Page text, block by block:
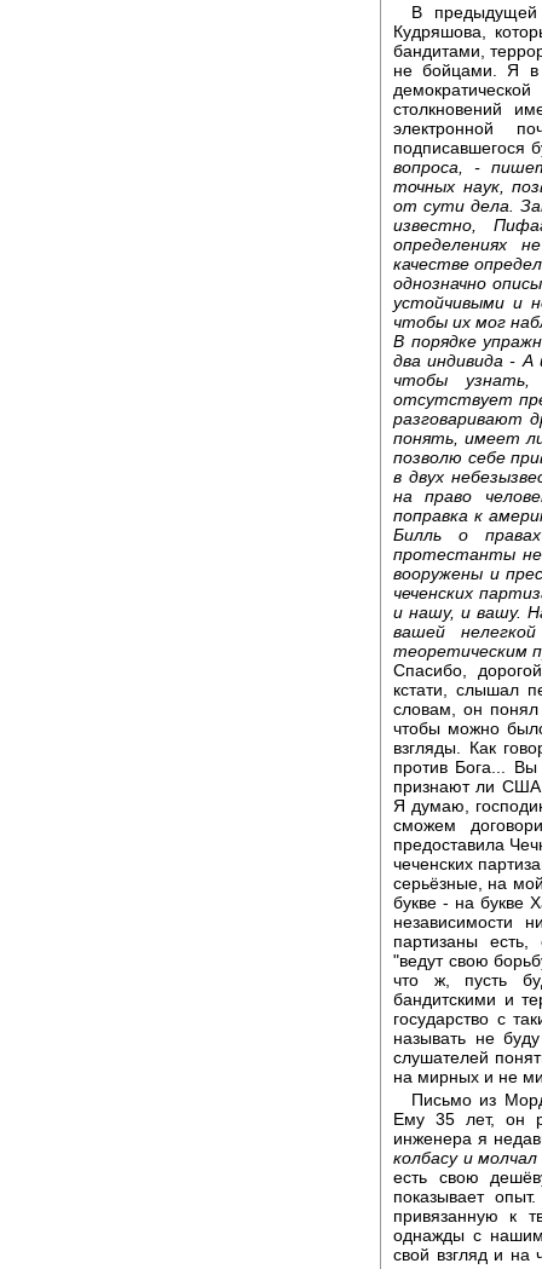
В предыдущей
Кудряшова,
бандитами,
не бойцами. Я в
столкновений
электронной
подписавшегося
вопроса, -
точных наук,
от сути дела.
известно,
определениях
качестве
однозначно
устойчивыми и
чтобы их мог
В порядке
два индивида -
чтобы
отсутствует
разговаривают
понять, имеет
позволю себе
в двух
на право
поправка к
Билль о
протестанты
вооружены и
чеченских
и нашу, и вашу.
вашей
теоретическим
Спасибо,
кстати, слышал
словам, он понял
чтобы можно
взгляды. Как
против Бога... Вы
признают ли США
Я думаю,
сможем
предоставила
чеченских
серьёзные, на
букве - на букве
независимости
партизаны есть,
"ведут свою
что ж, пусть
бандитскими и
государство с
называть не
слушателей
на мирных и не
Письмо из
Ему 35 лет, он
инженера я
колбасу и
есть свою
показывает
привязанную к
однажды с нашим
свой взгляд и на